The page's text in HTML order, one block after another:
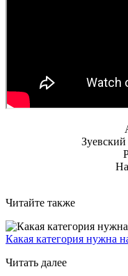
Читайте также
Какая категория нужна
Читать далее